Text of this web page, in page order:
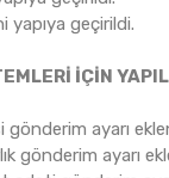
yapıya geçirildi.
İÇİN
ayarı
gönderim ayarı